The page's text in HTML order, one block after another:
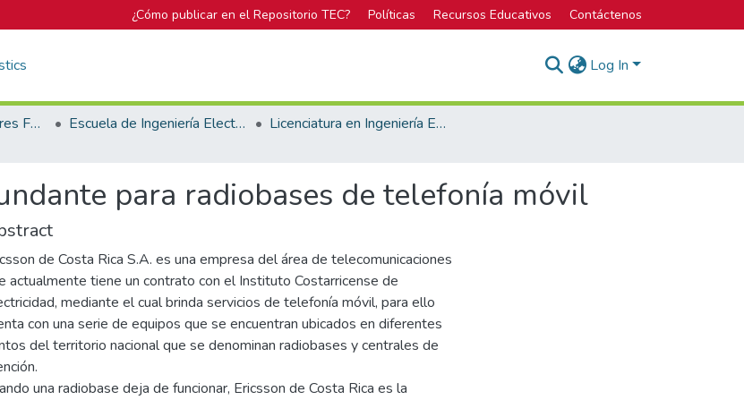
¿Cómo publicar en el Repositorio TEC? Políticas Recursos Educativos Contáctenos
Log In
Biblioteca José Figueres Ferrer Escuela de Ingeniería Electrónica
Licenciatura en Ingeniería Electrónica
para radiobases de telefonía móvil
de Costa Rica S.A. es una empresa del área de telecomunicaciones
actualmente tiene un contrato con el Instituto Costarricense de
mediante el cual brinda servicios de telefonía móvil, para ello
con una serie de equipos que se encuentran ubicados en diferentes
del territorio nacional que se denominan radiobases y centrales de
una radiobase deja de funcionar, Ericsson de Costa Rica es la